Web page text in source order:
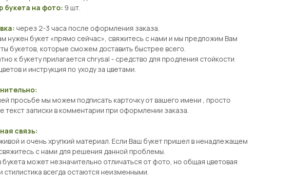
букета на фото: 9 шт.
через 2-3 часа после оформления заказа.
нужен букет «прямо сейчас», свяжитесь с нами и мы предложим Вам
букетов, которые сможем доставить быстрее всего.
к букету прилагается chrysal - средство для продления стойкости
и инструкция по уходу за цветами.
просьбе мы можем подписать карточку от вашего имени , просто
текст записки в комментарии при оформлении заказа.
связь:
и очень хрупкий материал. Если Ваш букет пришел в ненадлежащем
с нами для решения данной проблемы.
букета может незначительно отличаться от фото, но общая цветовая
стилистика всегда остаются неизменными.